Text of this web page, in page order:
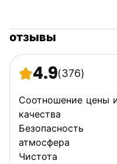
Леопольда и 10 минут
Микеланджело.
простыни, туалетно-
уборка номеров
Стирка = 5 евро,
отсутствует, но
Бесплатные карты
регистрации и много
original language)
отзывы
4.9(376)
Соотношение цены
качества
Безопасность
атмосфера
Чистота